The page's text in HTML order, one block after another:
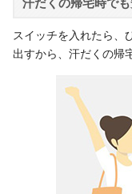
スイッチを入れたら、
出すから、汗だくの帰